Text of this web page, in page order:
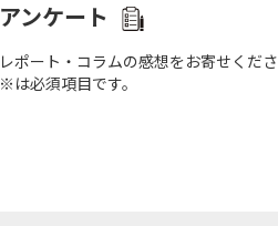
アンケート
レポート・コラムの感想をお寄せくだ
※は必須項目です。